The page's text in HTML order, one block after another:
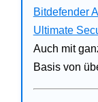
Bitdefender
Ultimate
Auch mit
Basis von